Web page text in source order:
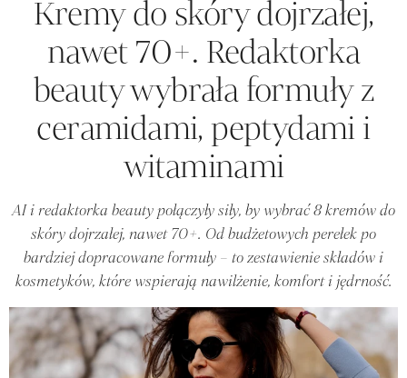
Kremy do skóry dojrzałej,
nawet 70+. Redaktorka
beauty wybrała formuły z
ceramidami, peptydami i
witaminami
AI i redaktorka beauty połączyły siły, by wybrać 8 kremów do
skóry dojrzałej, nawet 70+. Od budżetowych perełek po
bardziej dopracowane formuły – to zestawienie składów i
kosmetyków, które wspierają nawilżenie, komfort i jędrność.